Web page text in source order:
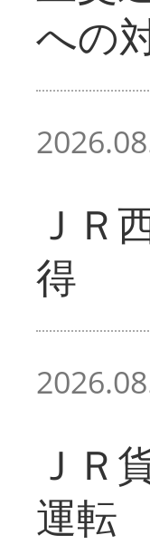
への
ＪＲ
得
ＪＲ
運転